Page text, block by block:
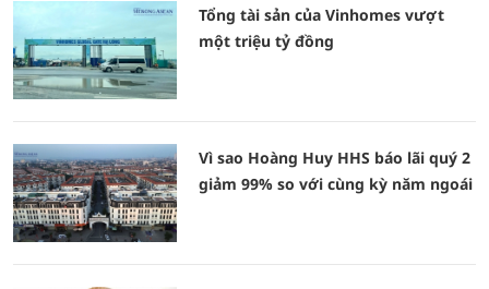
Tổng tài sản của Vinhomes vượt
một triệu tỷ đồng
Vì sao Hoàng Huy HHS báo lãi quý 2
giảm 99% so với cùng kỳ năm ngoái